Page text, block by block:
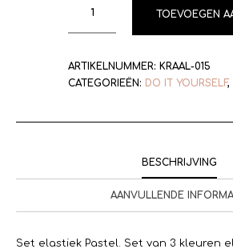
TOEVOEGEN
ARTIKELNUMMER: KRAAL-015
CATEGORIEËN: DO IT YOURSELF,
BESCHRIJVING
AANVULLENDE
Set elastiek Pastel. Set van 3 kleuren